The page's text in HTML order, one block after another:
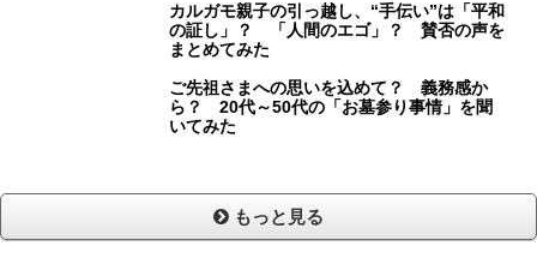
カルガモ親子の引っ越し、“手伝い”は「平和
の証し」？ 「人間のエゴ」？ 賛否の声を
まとめてみた
ご先祖さまへの思いを込めて？ 義務感か
ら？ 20代～50代の「お墓参り事情」を聞
いてみた
もっと見る